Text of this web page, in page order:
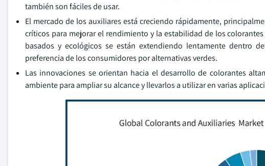
también son fáciles de usar.
El mercado de los auxiliares está creciendo rápidamente,
críticos para mejorar el rendimiento y la estabilidad de los
basados y ecológicos se están extendiendo lentamente dentro
preferencia de los consumidores por alternativas verdes.
Las innovaciones se orientan hacia el desarrollo de colorantes
ambiente para ampliar su alcance y llevarlos a utilizar en varias